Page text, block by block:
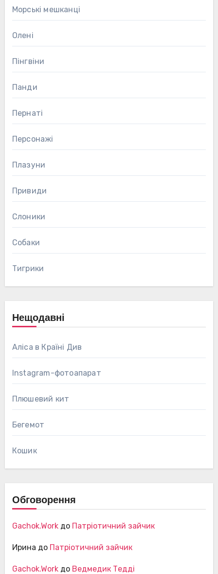
Морські мешканці
Олені
Пінгвіни
Панди
Пернаті
Персонажі
Плазуни
Привиди
Слоники
Собаки
Тигрики
Нещодавні
Аліса в Країні Див
Instagram-фотоапарат
Плюшевий кит
Бегемот
Кошик
Обговорення
Gachok.Workдо Патріотичний зайчик
Ирина до Патріотичний зайчик
Gachok.Workдо Ведмедик Тедді